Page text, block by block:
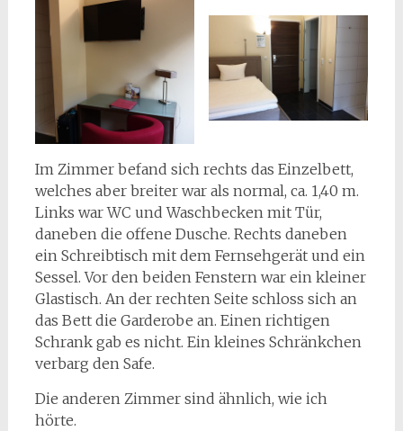
Im Zimmer befand sich rechts das Einzelbett,
welches aber breiter war als normal, ca. 1,40 m.
Links war WC und Waschbecken mit Tür,
daneben die offene Dusche. Rechts daneben
ein Schreibtisch mit dem Fernsehgerät und ein
Sessel. Vor den beiden Fenstern war ein kleiner
Glastisch. An der rechten Seite schloss sich an
das Bett die Garderobe an. Einen richtigen
Schrank gab es nicht. Ein kleines Schränkchen
verbarg den Safe.
Die anderen Zimmer sind ähnlich, wie ich
hörte.